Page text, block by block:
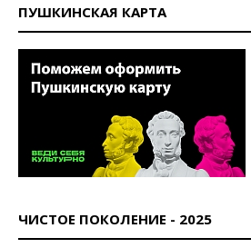
ПУШКИНСКАЯ КАРТА
ЧИСТОЕ ПОКОЛЕНИЕ - 2025